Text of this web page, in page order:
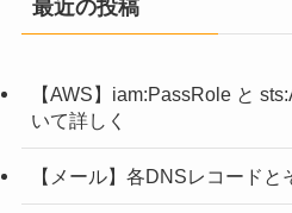
最近の投稿
【AWS】iam:PassRole と
いて詳しく
【メール】各DNSレコード